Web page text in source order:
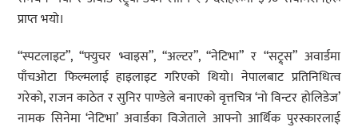
प्राप्त भयो।
“स्पटलाइट”, “फ्युचर भ्वाइस”, “अल्टर”, “नेटिभा” र “सट्र्स” अवार्डमा
पाँचओटा फिल्मलाई हाइलाइट गरिएको थियो। नेपालबाट प्रतिनिधित्व
गरेको, राजन काठेत र सुनिर पाण्डेले बनाएको वृत्तचित्र ‘नो विन्टर होलिडेज’
नामक सिनेमा ‘नेटिभा’ अवार्डका विजेताले आफ्नो आर्थिक पुरस्कारलाई